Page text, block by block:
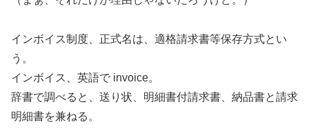
インボイス制度、正式名は、適格請求書等保存方式とい
う。
インボイス、英語で invoice。
辞書で調べると、送り状、明細書付請求書、納品書と請求
明細書を兼ねる。